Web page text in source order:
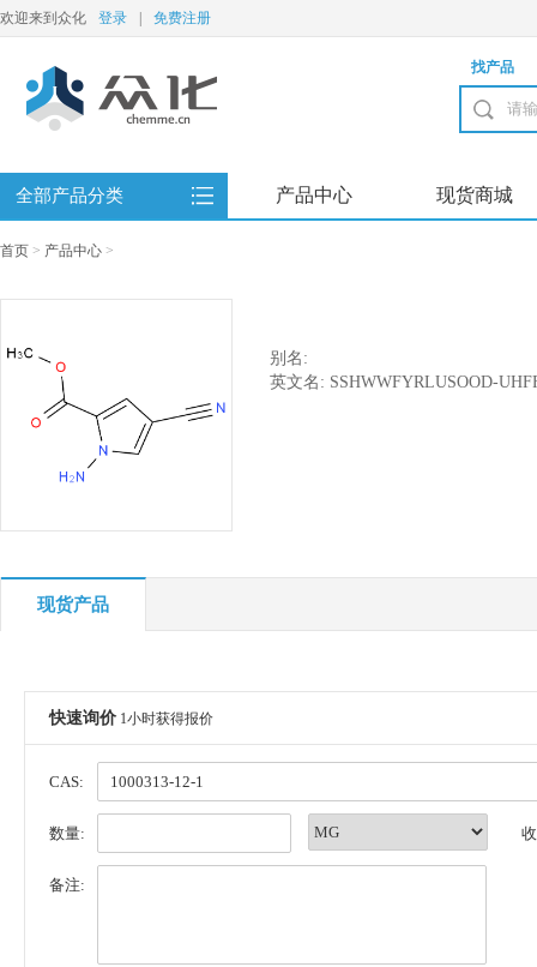
欢迎来到众化 登录 免费注册
找产品
全部产品分类 产品中心 现货商城
首页 > 产品中心 >
别名:
英文名: SSHWWFYRLUSOOD-
现货产品
快速询价 1小时获得报价
CAS:
数量:
备注: